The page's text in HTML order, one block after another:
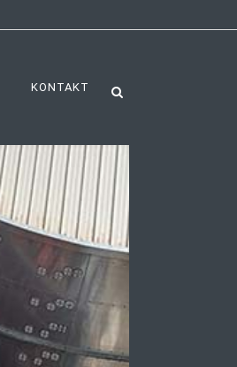
KONTAKT